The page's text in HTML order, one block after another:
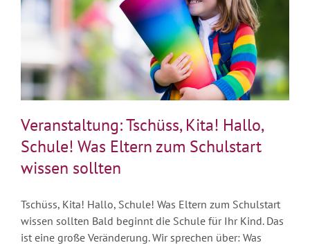
Veranstaltung: Tschüss, Kita! Hallo,
Schule! Was Eltern zum Schulstart
wissen sollten
Tschüss, Kita! Hallo, Schule! Was Eltern zum Schulstart
wissen sollten Bald beginnt die Schule für Ihr Kind. Das
ist eine große Veränderung. Wir sprechen über: Was